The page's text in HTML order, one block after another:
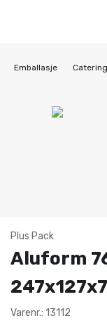
Emballasje
Plus Pack
Aluform
Varenr.: 13112